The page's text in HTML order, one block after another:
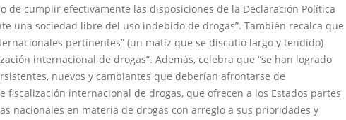
de cumplir efectivamente las disposiciones de la Declaración Política
una sociedad libre del uso indebido de drogas”. También recalca que
pertinentes” (un matiz que se discutió largo y tendido)
internacional de drogas”. Además, celebra que “se han logrado
nuevos y cambiantes que deberían afrontarse de
internacional de drogas, que ofrecen a los Estados partes
nacionales en materia de drogas con arreglo a sus prioridades y